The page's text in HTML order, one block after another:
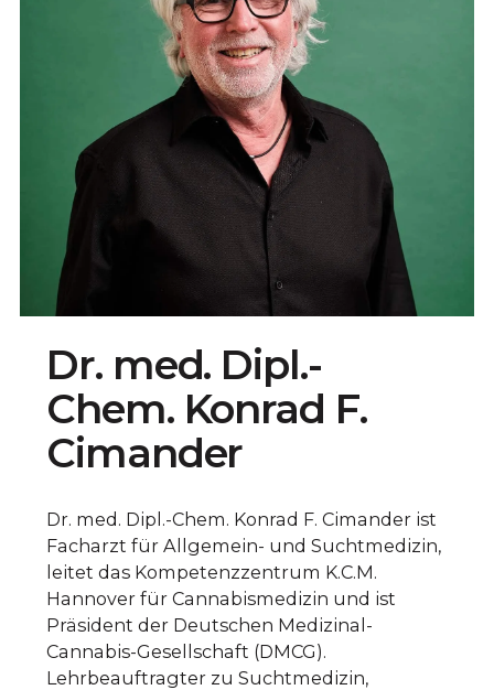
Dr. med. Dipl.-
Chem. Konrad F.
Cimander
Dr. med. Dipl.-Chem. Konrad F. Cimander ist
Facharzt für Allgemein- und Suchtmedizin,
leitet das Kompetenzzentrum K.C.M.
Hannover für Cannabismedizin und ist
Präsident der Deutschen Medizinal-
Cannabis-Gesellschaft (DMCG).
Lehrbeauftragter zu Suchtmedizin,